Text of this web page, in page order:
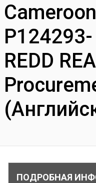
P124293-
REDD
ПОДРОБНАЯ